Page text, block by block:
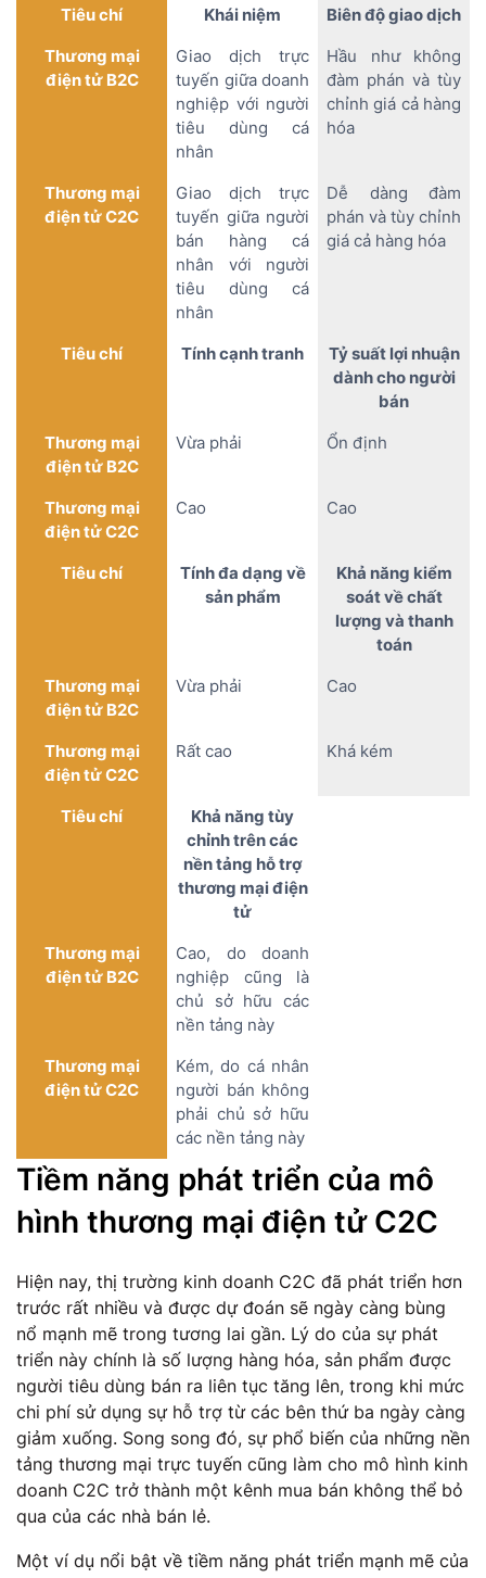
Tiêu chí Khái niệm
Biên độ giao dịch
Thương mại
điện tử B2C
Giao dịch trực
tuyến giữa doanh
nghiệp với người
tiêu dùng cá
nhân
Hầu như không
đàm phán và tùy
chỉnh giá cả hàng
hóa
Thương mại
điện tử C2C
Giao dịch trực
tuyến giữa người
bán hàng cá
nhân với người
tiêu dùng cá
nhân
Dễ dàng đàm
phán và tùy chỉnh
giá cả hàng hóa
Tiêu chí Tính cạnh tranh
Tỷ suất lợi nhuận
dành cho người
bán
Thương mại
điện tử B2C
Vừa phải Ổn định
Thương mại
điện tử C2C
Cao Cao
Tiêu chí
Tính đa dạng về
sản phẩm
Khả năng kiểm
soát về chất
lượng và thanh
toán
Thương mại
điện tử B2C
Vừa phải Cao
Thương mại
điện tử C2C
Rất cao Khá kém
Tiêu chí
Khả năng tùy
chỉnh trên các
nền tảng hỗ trợ
thương mại điện
tử
Thương mại
điện tử B2C
Cao, do doanh
nghiệp cũng là
chủ sở hữu các
nền tảng này
Thương mại
điện tử C2C
Kém, do cá nhân
người bán không
phải chủ sở hữu
các nền tảng này
Tiềm năng phát triển của mô
hình thương mại điện tử C2C
Hiện nay, thị trường kinh doanh C2C đã phát triển hơn
trước rất nhiều và được dự đoán sẽ ngày càng bùng
nổ mạnh mẽ trong tương lai gần. Lý do của sự phát
triển này chính là số lượng hàng hóa, sản phẩm được
người tiêu dùng bán ra liên tục tăng lên, trong khi mức
chi phí sử dụng sự hỗ trợ từ các bên thứ ba ngày càng
giảm xuống. Song song đó, sự phổ biến của những nền
tảng thương mại trực tuyến cũng làm cho mô hình kinh
doanh C2C trở thành một kênh mua bán không thể bỏ
qua của các nhà bán lẻ.
Một ví dụ nổi bật về tiềm năng phát triển mạnh mẽ của